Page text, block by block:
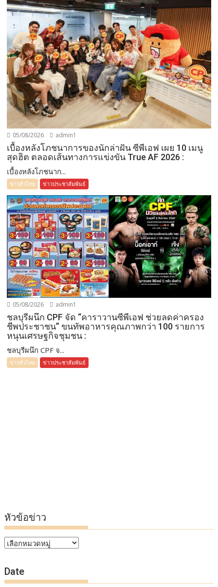
05/08/2026 admin1
เบื้องหลังโภชนาการของนักล่าฝัน ซีพีเอฟ เผย 10 เมนู
สุดฮิต ตลอดเส้นทางการแข่งขัน True AF 2026 :
เบื้องหลังโภชนาก...
ข่าวทั่วไทย ข่าวประชาสัมพันธ์
05/08/2026 admin1
ชลบุรีผนึก CPF จัด “คาราวานซีพีเอฟ ช่วยลดค่าครอง
ชีพประชาชน” ขนทัพอาหารคุณภาพกว่า 100 รายการ
หนุนเศรษฐกิจชุมชน :
ชลบุรีผนึก CPF จ...
ข่าวทั่วไทย ข่าวประชาสัมพันธ์
หัวข้อข่าว
หัวข้อ
Date